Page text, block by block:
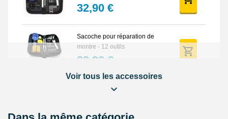
Horlogerie
32,90 €
Sacoche pour réparation de
montre - 12 outils
32,90 €
Lubrijoint – Graisse pour Joint
8,90 €
Voir tous les accessoires